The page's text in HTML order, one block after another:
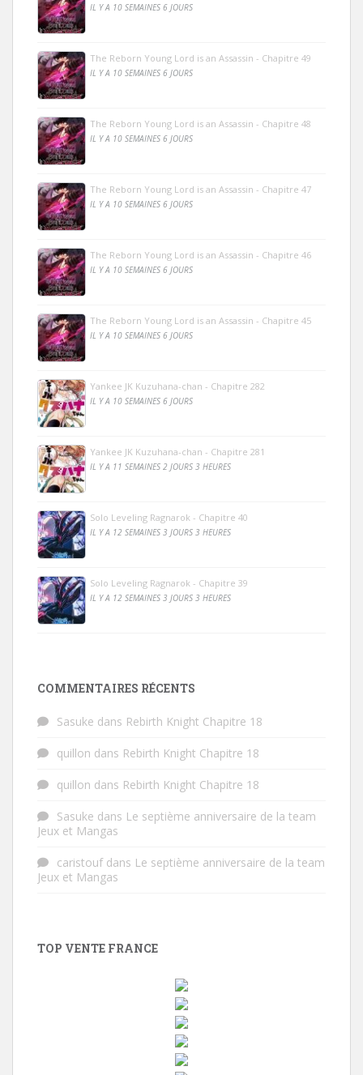
IL Y A 10 SEMAINES 6 JOURS
The Reborn Young Lord is an Assassin - Chapitre 49
IL Y A 10 SEMAINES 6 JOURS
The Reborn Young Lord is an Assassin - Chapitre 48
IL Y A 10 SEMAINES 6 JOURS
The Reborn Young Lord is an Assassin - Chapitre 47
IL Y A 10 SEMAINES 6 JOURS
The Reborn Young Lord is an Assassin - Chapitre 46
IL Y A 10 SEMAINES 6 JOURS
The Reborn Young Lord is an Assassin - Chapitre 45
IL Y A 10 SEMAINES 6 JOURS
Yankee JK Kuzuhana-chan - Chapitre 282
IL Y A 10 SEMAINES 6 JOURS
Yankee JK Kuzuhana-chan - Chapitre 281
IL Y A 11 SEMAINES 2 JOURS 3 HEURES
Solo Leveling Ragnarok - Chapitre 40
IL Y A 12 SEMAINES 3 JOURS 3 HEURES
Solo Leveling Ragnarok - Chapitre 39
IL Y A 12 SEMAINES 3 JOURS 3 HEURES
COMMENTAIRES RÉCENTS
Sasuke dans Rebirth Knight Chapitre 18
quillon dans Rebirth Knight Chapitre 18
quillon dans Rebirth Knight Chapitre 18
Sasuke dans Le septième anniversaire de la team
Jeux et Mangas
caristoufdans Le septième anniversaire de la team
Jeux et Mangas
TOP VENTE FRANCE